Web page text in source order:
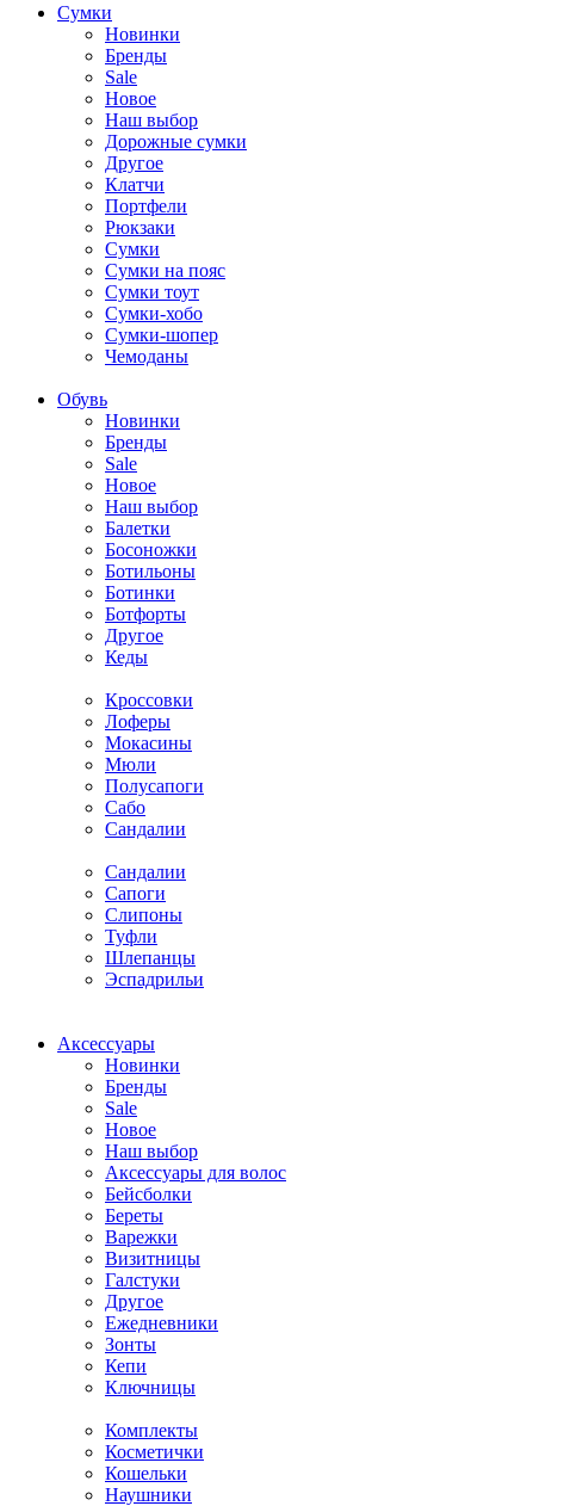
Cумки
Новинки
Бренды
Sale
Новое
Наш выбор
Дорожные сумки
Другое
Клатчи
Портфели
Рюкзаки
Сумки
Сумки на пояс
Сумки тоут
Сумки-хобо
Сумки-шопер
Чемоданы
Обувь
Новинки
Бренды
Sale
Новое
Наш выбор
Балетки
Босоножки
Ботильоны
Ботинки
Ботфорты
Другое
Кеды
Кроссовки
Лоферы
Мокасины
Мюли
Полусапоги
Сабо
Сандалии
Сандалии
Сапоги
Слипоны
Туфли
Шлепанцы
Эспадрильи
Аксессуары
Новинки
Бренды
Sale
Новое
Наш выбор
Аксессуары для волос
Бейсболки
Береты
Варежки
Визитницы
Галстуки
Другое
Ежедневники
Зонты
Кепи
Ключницы
Комплекты
Косметички
Кошельки
Наушники